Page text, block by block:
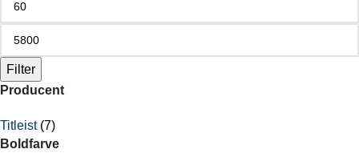
Filter
Producent
Titleist (7)
Boldfarve